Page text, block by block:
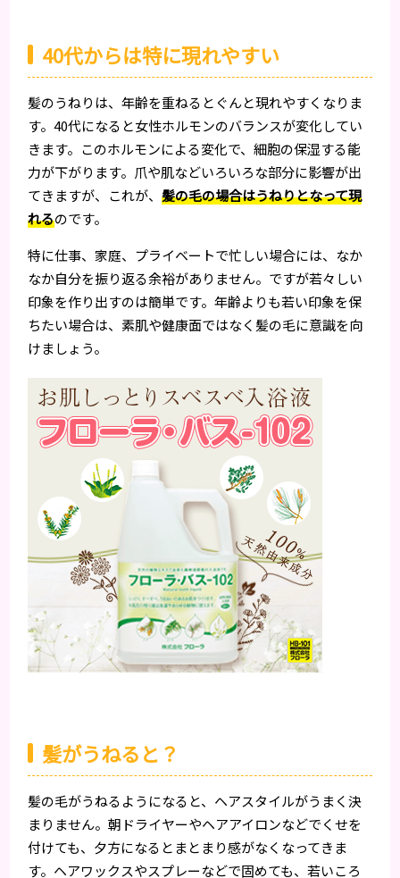
40代からは特に現れやすい
髪のうねりは、年齢を重ねるとぐんと現れやすくなりま
す。40代になると女性ホルモンのバランスが変化してい
きます。このホルモンによる変化で、細胞の保湿する能
力が下がります。爪や肌などいろいろな部分に影響が出
てきますが、これが、髪の毛の場合はうねりとなって現
れるのです。
特に仕事、家庭、プライベートで忙しい場合には、なか
なか自分を振り返る余裕がありません。ですが若々しい
印象を作り出すのは簡単です。年齢よりも若い印象を保
ちたい場合は、素肌や健康面ではなく髪の毛に意識を向
けましょう。
髪がうねると？
髪の毛がうねるようになると、ヘアスタイルがうまく決
まりません。朝ドライヤーやヘアアイロンなどでくせを
付けても、夕方になるとまとまり感がなくなってきま
す。ヘアワックスやスプレーなどで固めても、若いころ